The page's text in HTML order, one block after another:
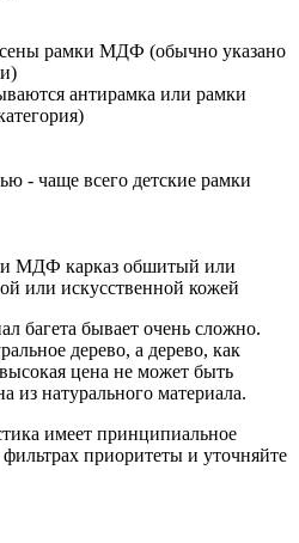
рамки МДФ (обычно указано
антирамка или рамки
- чаще всего детские рамки
МДФ карказ обшитый или
или искусственной кожей
багета бывает очень сложно.
дерево, а дерево, как
цена не может быть
из натурального материала.
имеет принципиальное
приоритеты и уточняйте